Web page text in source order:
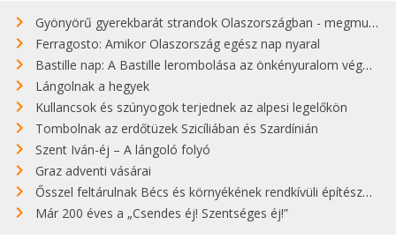
Gyönyörű gyerekbarát strandok Olaszországban - megmutatjuk a 15 legjobbat
Ferragosto: Amikor Olaszország egész nap nyaral
Bastille nap: A Bastille lerombolása az önkényuralom végét jelentette
Lángolnak a hegyek
Kullancsok és szúnyogok terjednek az alpesi legelőkön
Tombolnak az erdőtüzek Szicíliában és Szardínián
Szent Iván-éj – A lángoló folyó
Graz adventi vásárai
Ősszel feltárulnak Bécs és környékének rendkívüli építészeti kincsei
Már 200 éves a „Csendes éj! Szentséges éj!”